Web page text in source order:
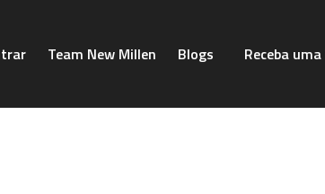
Team New Millen Blogs Receba